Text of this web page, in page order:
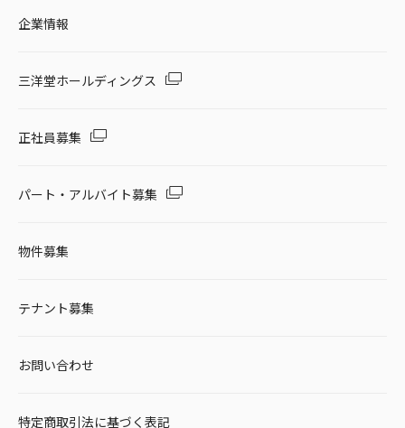
企業情報
三洋堂ホールディングス
正社員募集
パート・アルバイト募集
物件募集
テナント募集
お問い合わせ
特定商取引法に基づく表記